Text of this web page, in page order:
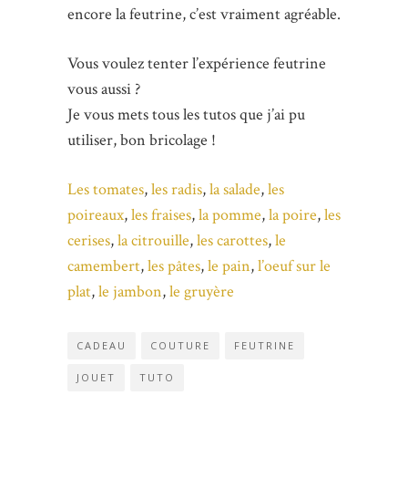
encore la feutrine, c’est vraiment agréable.
Vous voulez tenter l’expérience feutrine
vous aussi ?
Je vous mets tous les tutos que j’ai pu
utiliser, bon bricolage !
Les tomates,les radis,la salade,les
poireaux,les fraises,la pomme,la poire,les
cerises,la citrouille,les carottes,le
camembert,les pâtes,le pain,l’oeuf sur le
plat,le jambon,le gruyère
CADEAU COUTURE FEUTRINE
JOUET TUTO